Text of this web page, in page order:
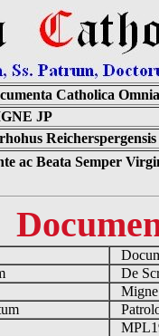
Catholica Omnia
JP
ac Beata Semper
De